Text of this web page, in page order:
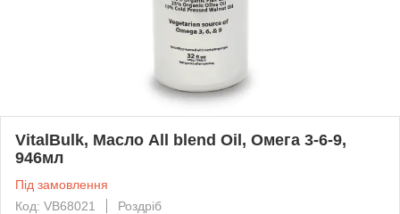
VitalBulk, Масло All blend Oil, Омега 3-6-9,
946мл
Під замовлення
Код: VB68021
Роздріб